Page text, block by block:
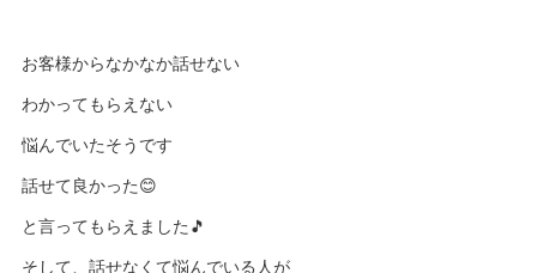
お客様からなかなか話せない
わかってもらえない
悩んでいたそうです
話せて良かった😊
と言ってもらえました🎵
そして、話せなくて悩んでいる人が